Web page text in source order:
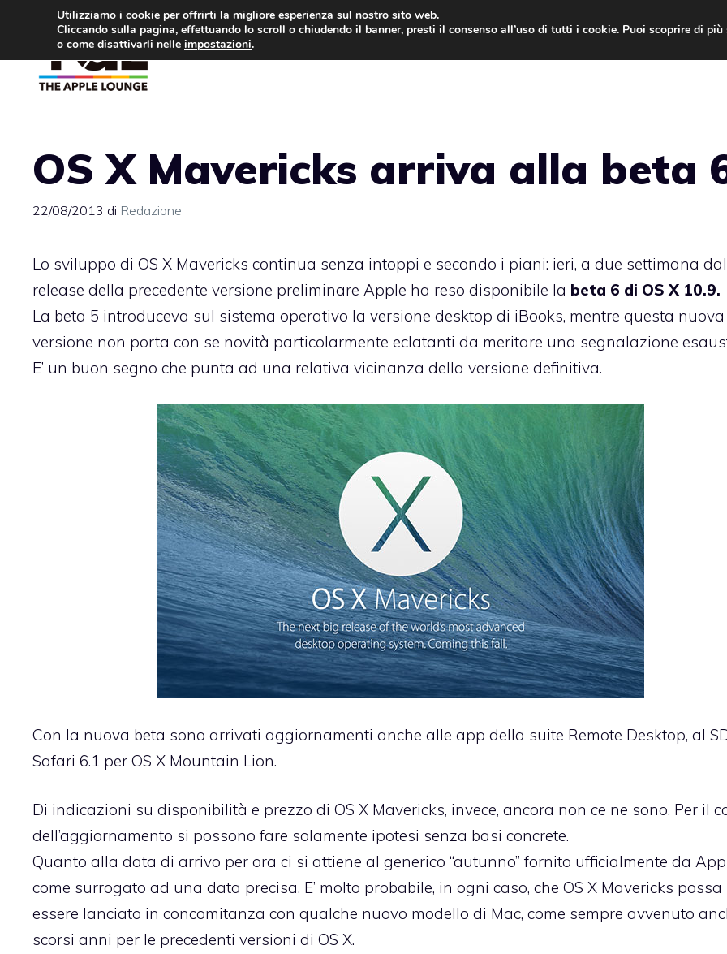
contenuto
OS X Mavericks arriva alla beta
22/08/2013 di Redazione
Lo sviluppo di OS X Mavericks continua senza intoppi e secondo i piani: ieri, a due settimana
release della precedente versione preliminare Apple ha reso disponibile la beta 6 di OS X 10.9.
La beta 5 introduceva sul sistema operativo la versione desktop di iBooks, mentre questa nuova
versione non porta con se novità particolarmente eclatanti da meritare una segnalazione
E’ un buon segno che punta ad una relativa vicinanza della versione definitiva.
Con la nuova beta sono arrivati aggiornamenti anche alle app della suite Remote Desktop, al
Safari 6.1 per OS X Mountain Lion.
Di indicazioni su disponibilità e prezzo di OS X Mavericks, invece, ancora non ce ne sono. Per il
dell’aggiornamento si possono fare solamente ipotesi senza basi concrete.
Quanto alla data di arrivo per ora ci si attiene al generico “autunno” fornito ufficialmente da
come surrogato ad una data precisa. E’ molto probabile, in ogni caso, che OS X Mavericks possa
essere lanciato in concomitanza con qualche nuovo modello di Mac, come sempre avvenuto
scorsi anni per le precedenti versioni di OS X.
Utilizziamo i cookie per offrirti la migliore esperienza sul nostro sito web.
Cliccando sulla pagina, effettuando lo scroll o chiudendo il banner, presti il consenso all’uso di tutti i cookie. Puoi scoprire di
o come disattivarli nelle impostazioni.